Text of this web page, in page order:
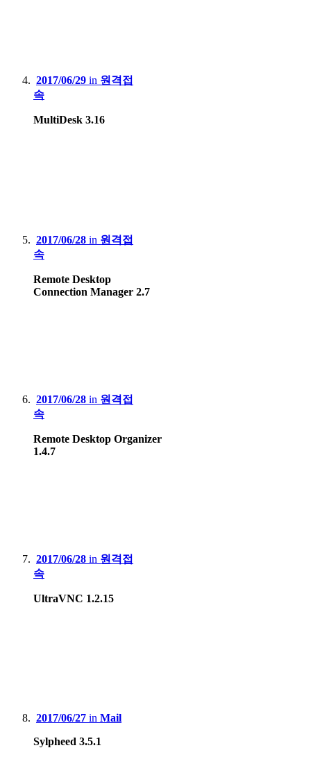
2017/06/29 in 원격접
속
MultiDesk 3.16
2017/06/28 in 원격접
속
Remote Desktop
Connection Manager 2.7
2017/06/28 in 원격접
속
Remote Desktop Organizer
1.4.7
2017/06/28 in 원격접
속
UltraVNC 1.2.15
2017/06/27 in Mail
Sylpheed 3.5.1